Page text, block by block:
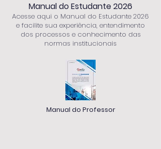
Manual do Estudante 2026
Acesse aqui o Manual do Estudante 2026
e facilite sua experiência, entendimento
dos processos e conhecimento das
normas institucionais
Manual do Professor